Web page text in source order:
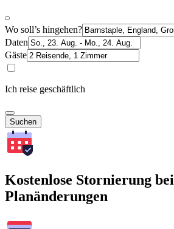
Wo soll’s hingehen?
Daten
Gäste
Ich reise geschäftlich
Suchen
Kostenlose Stornierung bei
Planänderungen